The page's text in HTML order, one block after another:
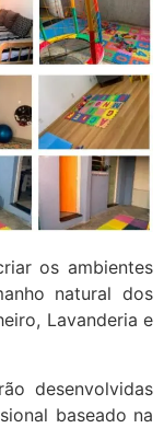
os ambientes
natural dos
Lavanderia e
desenvolvidas
baseado na